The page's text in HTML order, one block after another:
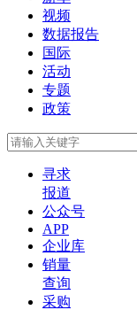
视频
数据报告
国际
活动
专题
政策
寻求
报道
公众号
APP
企业库
销量
查询
采购